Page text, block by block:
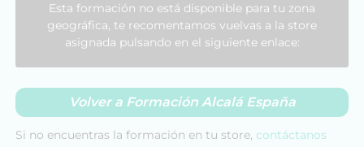
Esta formación no está disponible para tu zona
geográfica, te recomentamos vuelvas a la store
asignada pulsando en el siguiente enlace:
Volver a Formación Alcalá España
Si no encuentras la formación en tu store, contáctanos